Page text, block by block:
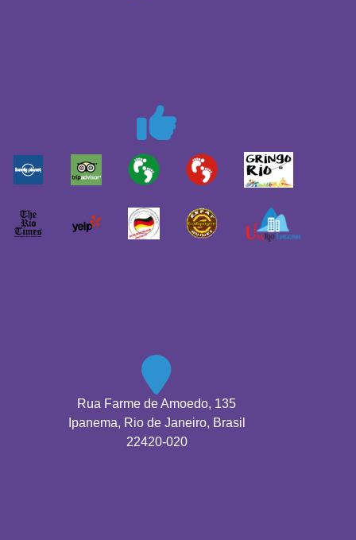
Rua Farme de Amoedo, 135
Ipanema, Rio de Janeiro, Brasil
22420-020